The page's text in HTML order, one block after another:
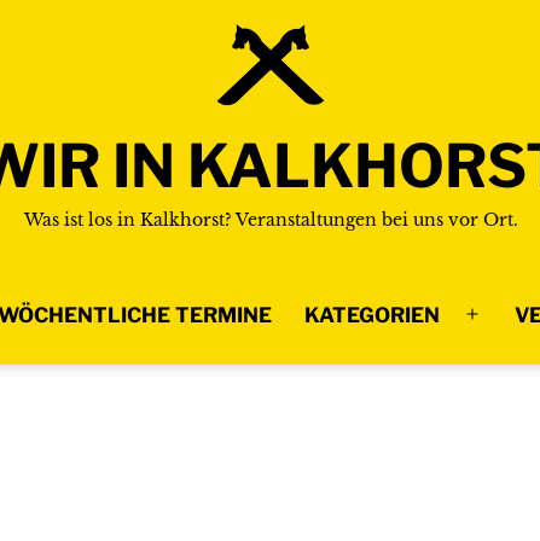
IN
Was ist los in Kalkhorst? Veranstaltungen bei uns vor Ort.
TERMINE KATEGORIEN
Menü